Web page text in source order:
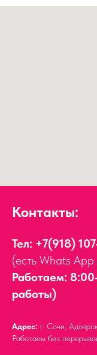
Контакты:
Тел: +7(918)
(есть Whats
Работаем:
работы)
Адрес: г. Сочи,
Работаем без